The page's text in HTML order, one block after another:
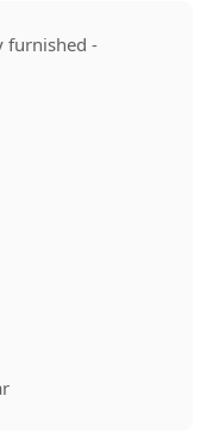
furnished -